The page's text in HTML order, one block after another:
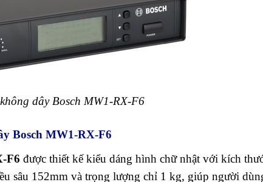
dây Bosch MW1-RX-F6
Bosch MW1-RX-F6
F6 được thiết kế kiểu dáng hình chữ nhật với kích
sâu 152mm và trọng lượng chỉ 1 kg, giúp người